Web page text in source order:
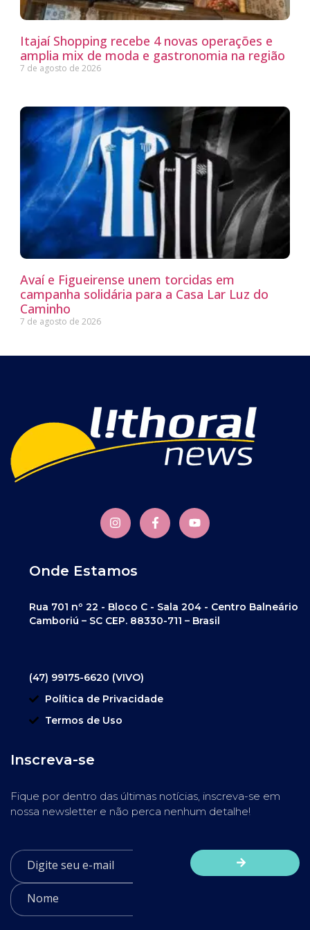
Itajaí Shopping recebe 4 novas operações e
amplia mix de moda e gastronomia na região
7 de agosto de 2026
Avaí e Figueirense unem torcidas em
campanha solidária para a Casa Lar Luz do
Caminho
7 de agosto de 2026
Onde Estamos
Rua 701 nº 22 - Bloco C - Sala 204 - Centro Balneário
Camboriú – SC CEP. 88330-711 – Brasil
(47) 99175-6620 (VIVO)
Política de Privacidade
Termos de Uso
Inscreva-se
Fique por dentro das últimas notícias, inscreva-se em
nossa newsletter e não perca nenhum detalhe!